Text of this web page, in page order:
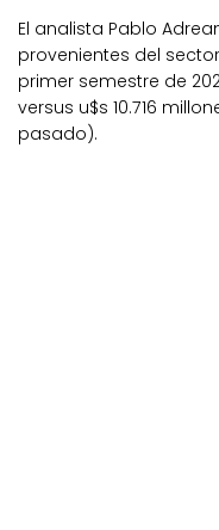
El analista Pablo
provenientes del
primer semestre de
versus u$s 10.716
pasado).